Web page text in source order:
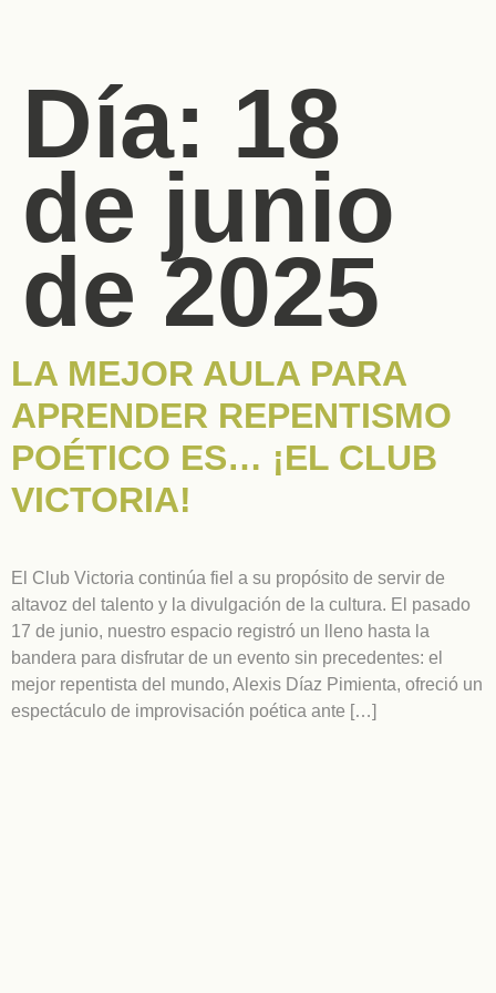
Día: 18
de junio
de 2025
LA MEJOR AULA PARA
APRENDER REPENTISMO
POÉTICO ES… ¡EL CLUB
VICTORIA!
El Club Victoria continúa fiel a su propósito de servir de
altavoz del talento y la divulgación de la cultura. El pasado
17 de junio, nuestro espacio registró un lleno hasta la
bandera para disfrutar de un evento sin precedentes: el
mejor repentista del mundo, Alexis Díaz Pimienta, ofreció un
espectáculo de improvisación poética ante […]